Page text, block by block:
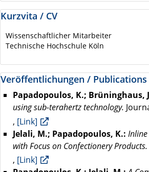
Kurzvita / CV
Wissenschaftlicher Mitarbeiter
Technische Hochschule Köln
Veröffentlichungen / Publications
Papadopoulos, K.; Brüninghaus,
using sub-terahertz technology.
, [Link]
Jelali, M.; Papadopoulos, K.: Inline
with Focus on Confectionery Products.
, [Link]